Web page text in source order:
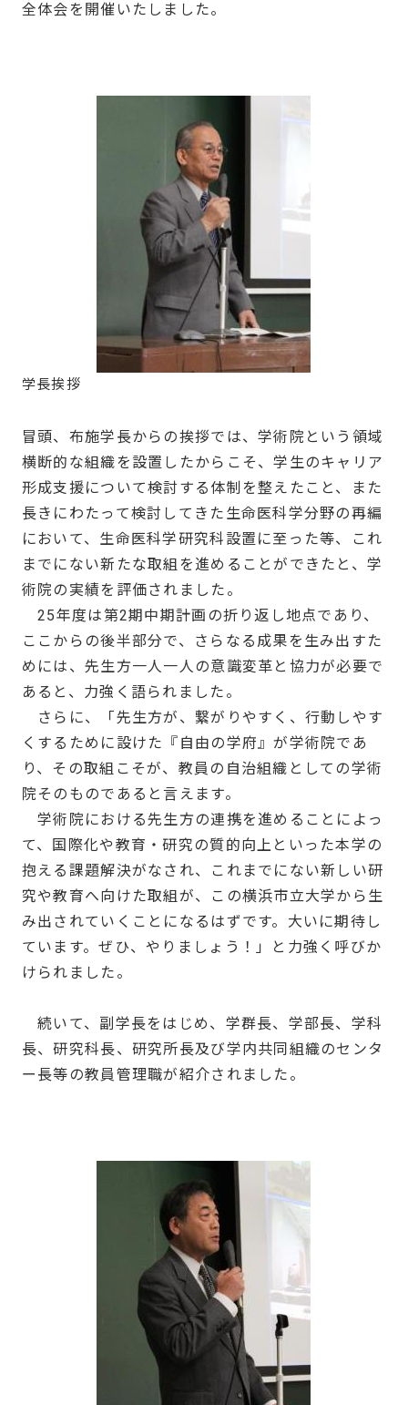
全体会を開催いたしました。
学長挨拶
冒頭、布施学長からの挨拶では、学術院という領域
横断的な組織を設置したからこそ、学生のキャリア
形成支援について検討する体制を整えたこと、また
長きにわたって検討してきた生命医科学分野の再編
において、生命医科学研究科設置に至った等、これ
までにない新たな取組を進めることができたと、学
術院の実績を評価されました。
25年度は第2期中期計画の折り返し地点であり、
ここからの後半部分で、さらなる成果を生み出すた
めには、先生方一人一人の意識変革と協力が必要で
あると、力強く語られました。
さらに、「先生方が、繋がりやすく、行動しやす
くするために設けた『自由の学府』が学術院であ
り、その取組こそが、教員の自治組織としての学術
院そのものであると言えます。
学術院における先生方の連携を進めることによっ
て、国際化や教育・研究の質的向上といった本学の
抱える課題解決がなされ、これまでにない新しい研
究や教育へ向けた取組が、この横浜市立大学から生
み出されていくことになるはずです。大いに期待し
ています。ぜひ、やりましょう！」と力強く呼びか
けられました。
続いて、副学長をはじめ、学群長、学部長、学科
長、研究科長、研究所長及び学内共同組織のセンタ
ー長等の教員管理職が紹介されました。